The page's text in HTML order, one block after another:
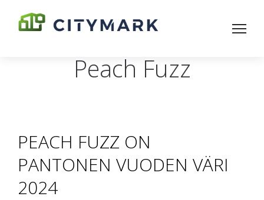
Peach Fuzz
PEACH FUZZ ON
PANTONEN VUODEN VÄRI
2024